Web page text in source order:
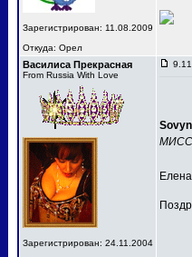
Зарегистрирован: 11.08.2009
Откуда: Орел
Василиса Прекрасная
From Russia With Love
Зарегистрирован: 24.11.2004